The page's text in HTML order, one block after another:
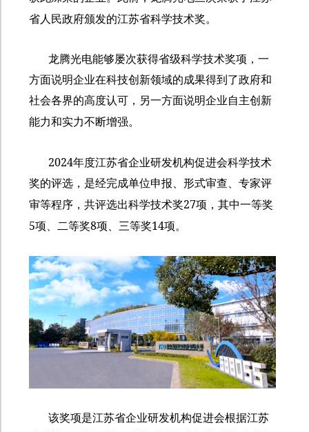
省人民政府颁发的江苏省科学技术奖。
龙腾光电能够屡次获得省级科学技术奖项，一
方面说明企业在科技创新领域的成果得到了政府和
社会各界的高度认可，另一方面说明企业自主创新
能力和实力不断增强。
2024年度江苏省企业研发机构促进会科学技术
奖的评选，是经完成单位申报、形式审查、专家评
审等程序，共评选出科学技术奖27项，其中一等奖
5项、二等奖8项、三等奖14项。
该奖项是江苏省企业研发机构促进会根据江苏